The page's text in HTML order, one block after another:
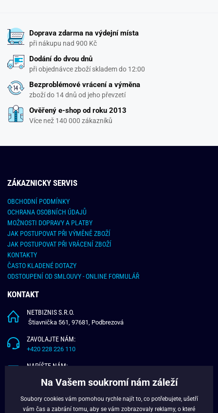
Doprava zdarma na výdejní místa
při nákupu nad 900 Kč
Dodání do dvou dnů
při objednávce zboží skladem do 12:00
Bezproblémové vrácení a výměna
zboží do 14 dnů od jeho převzetí
Ověřený e-shop od roku 2013
Více než 140 000 zákazníků
ZÁKAZNICKY SERVIS
OBCHODNÍ PODMÍNKY
OCHRANA OSOBNÍCH ÚDAJŮ
MOŽNOSTI DOPRAVY A PLATBY
JAK POSTUPOVAT PŘI VÝMĚNĚ ZBOŽÍ
JAK POSTUPOVAT PŘI VRÁCENÍ ZBOŽÍ
KONTAKTY
ČASTO KLADENÉ DOTAZY
ODSTOUPENÍ OD SMLOUVY - ONLINE FORMULÁŘ
KONTAKT
NETBIZNIS S.R.O.
Štiavnička 561, 97681, Podbrezová
ZAVOLAJTE NÁM:
+420 228 226 110
NAPÍŠTE NÁM:
O NÁS
Na Vašem soukromí nám záleží
Soubory cookies vám pomohou rychle najít to, co potřebujete, ušetří
vám čas a zabrání tomu, aby se vám zobrazovaly reklamy, o které